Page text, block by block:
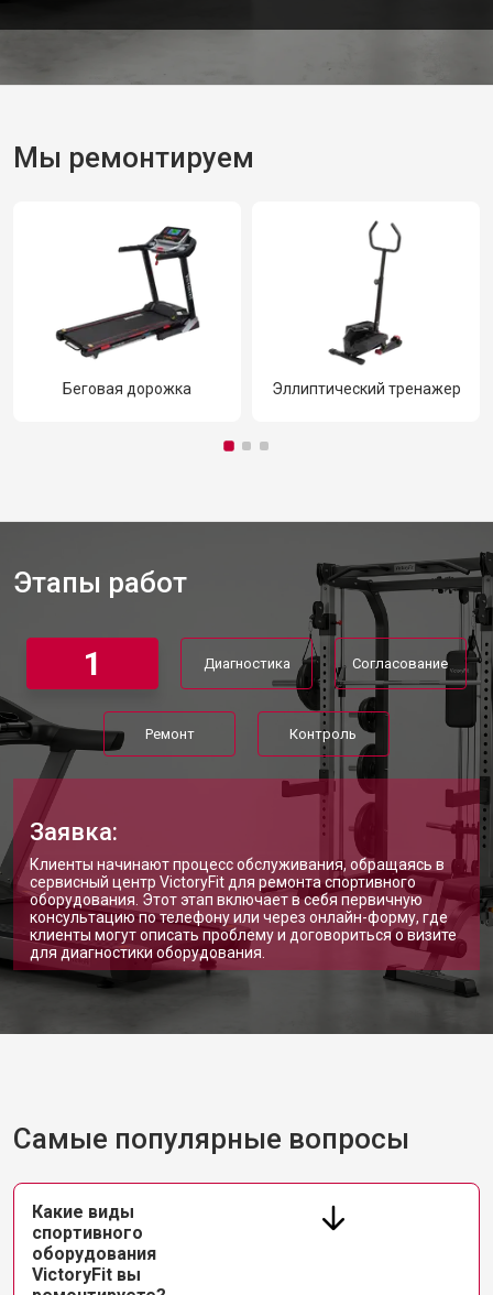
Мы ремонтируем
Беговая дорожка Эллиптический тренажер
Этапы работ
1 Диагностика Согласование
Ремонт Контроль
Заявка:
Клиенты начинают процесс обслуживания, обращаясь в
сервисный центр VictoryFit для ремонта спортивного
оборудования. Этот этап включает в себя первичную
консультацию по телефону или через онлайн-форму, где
клиенты могут описать проблему и договориться о визите
для диагностики оборудования.
Самые популярные вопросы
Какие виды
спортивного
оборудования
VictoryFit вы